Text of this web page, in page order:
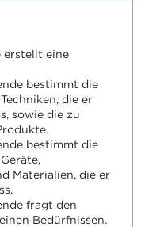
erstellt eine
bestimmt die
die er
sowie die zu
bestimmt die
Materialien, die er
fragt den
Bedürfnissen.